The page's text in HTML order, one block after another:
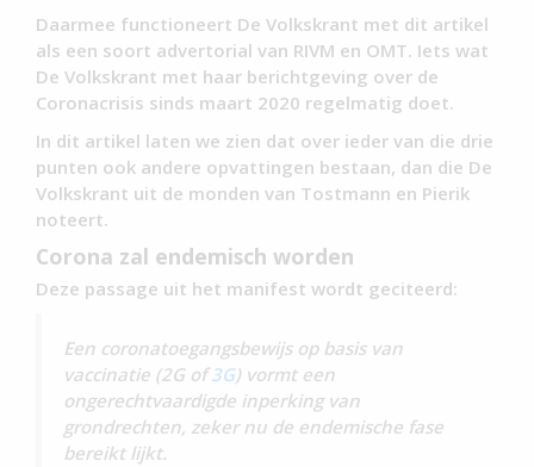
Daarmee functioneert De Volkskrant met dit artikel
als een soort advertorial van RIVM en OMT. Iets wat
De Volkskrant met haar berichtgeving over de
Coronacrisis sinds maart 2020 regelmatig doet.
In dit artikel laten we zien dat over ieder van die drie
punten ook andere opvattingen bestaan, dan die De
Volkskrant uit de monden van Tostmann en Pierik
noteert.
Corona zal endemisch worden
Deze passage uit het manifest wordt geciteerd:
Een coronatoegangsbewijs op basis van
vaccinatie (2G of3G) vormt een
ongerechtvaardigde inperking van
grondrechten, zeker nu de endemische fase
bereikt lijkt.